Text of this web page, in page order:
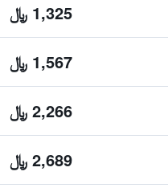
1,325 ﷼
1,567 ﷼
2,266 ﷼
2,689 ﷼